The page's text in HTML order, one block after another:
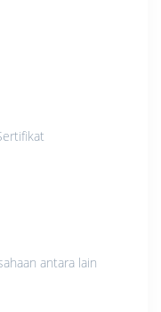
antara lain